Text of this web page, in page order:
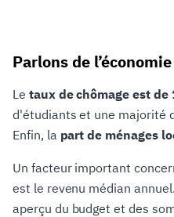
Parlons de
Le taux de chômage est de
d'étudiants et une majorité
Enfin, la part de ménages
Un facteur important
est le revenu médian
aperçu du budget et des